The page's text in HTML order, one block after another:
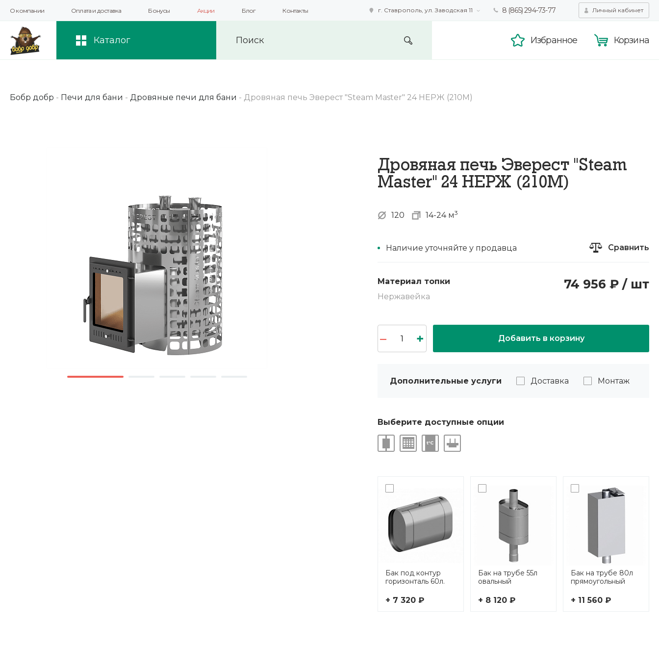
О компании Оплата и доставка Бонусы Акции Блог Контакты г. Ставрополь, ул. Заводская 11 8 (865) 294-73-77 Личный кабинет
Каталог Избранное Корзина
Бобр добр - Печи для бани - Дровяные печи для бани - Дровяная печь Эверест "Steam Master" 24 НЕРЖ (210М)
Дровяная печь Эверест "Steam
Master" 24 НЕРЖ (210М)
120 14-24 м3
Наличие уточняйте у продавца Сравнить
Материал топки
Нержавейка
74 956 ₽ / шт
Добавить в корзину
Дополнительные услуги Доставка Монтаж
Выберите доступные опции
Бак под контур
горизонталь 60л.
+ 7 320 ₽
Бак на трубе 55л
овальный
+ 8 120 ₽
Бак на трубе 80л
прямоугольный
+ 11 560 ₽
Мы используем файлы cookie и другие подобные технологии для получения данных с целью сбора статистики,